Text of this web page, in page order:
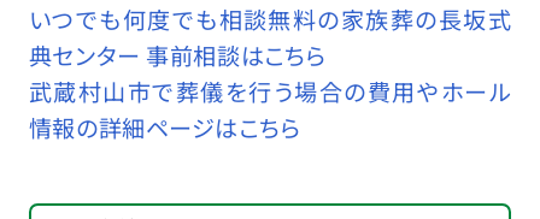
いつでも何度でも相談無料の家族葬の長坂式
典センター 事前相談はこちら
武蔵村山市で葬儀を行う場合の費用やホール
情報の詳細ページはこちら